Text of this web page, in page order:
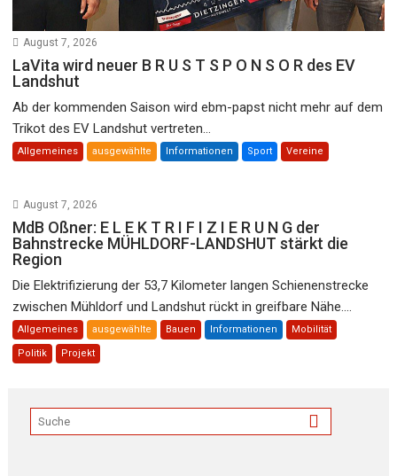
August 7, 2026
LaVita wird neuer B R U S T S P O N S O R des EV
Landshut
Ab der kommenden Saison wird ebm-papst nicht mehr auf dem
Trikot des EV Landshut vertreten...
Allgemeines ausgewählte Informationen Sport Vereine
August 7, 2026
MdB Oßner: E L E K T R I F I Z I E R U N G der
Bahnstrecke MÜHLDORF-LANDSHUT stärkt die
Region
Die Elektrifizierung der 53,7 Kilometer langen Schienenstrecke
zwischen Mühldorf und Landshut rückt in greifbare Nähe....
Allgemeines ausgewählte Bauen Informationen Mobilität
Politik Projekt